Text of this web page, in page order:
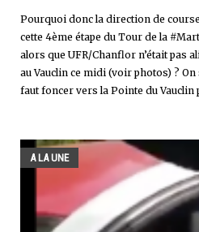
Pourquoi donc la direction de
cette 4ème étape du Tour de la
alors que UFR/Chanflor n’était pas
au Vauclin ce midi (voir photos) ?
faut foncer vers la Pointe du Vauclin
A LA UNE